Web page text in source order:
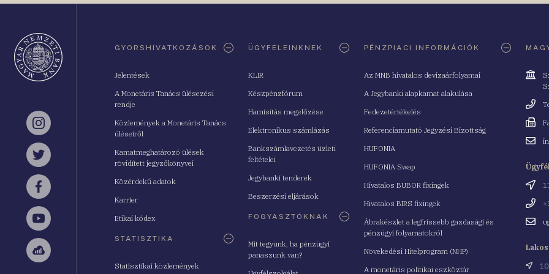
Instagram
Twitter
Facebook
YouTube
Sellsy
GYORSHIVATKOZÁSOK
Jelentések
A Monetáris Tanács ülésezési
rendje
Közlemények a Monetáris Tanács
üléseiről
Kamatmeghatározó ülések
rövidített jegyzőkönyvei
Közérdekű adatok
Karrier
Etikai kódex
STATISZTIKA
Statisztikai közlemények
ÜGYFELEINKNEK
KLIR
Készpénzfórum
Hamisítás megelőzése
Elektronikus számlázás
Bankszámlavezetés üzleti
feltételei
Jegybanki tenderek
Beszerzési eljárások
FOGYASZTÓKNAK
Mit tegyünk, ha pénzügyi
panaszunk van?
PÉNZPIACI INFORMÁCIÓK
Az MNB hivatalos devizaárfolyamai
A Jegybanki alapkamat alakulása
Fedezetértékelés
Referenciamutató Jegyzési Bizottság
HUFONIA
HUFONIA Swap
Hivatalos BUBOR fixingek
Hivatalos BIRS fixingek
Ábrakészlet a legfrissebb gazdasági és
pénzügyi folyamatokról
Növekedési Hitelprogram (NHP)
A monetáris politikai eszköztár
Cím
Fax
Email
Cím
Email
Cím